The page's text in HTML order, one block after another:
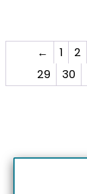
← 1 2
29
30